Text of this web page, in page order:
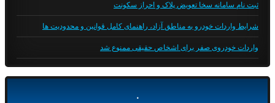
ثبت نام سامانه سخا تعویض پلاک و احراز سکونت
شرایط واردات خودرو به مناطق آزاد، راهنمای کامل قوانین و محدودیت ها
واردات خودروی صفر برای اشخاص حقیقی ممنوع شد
.